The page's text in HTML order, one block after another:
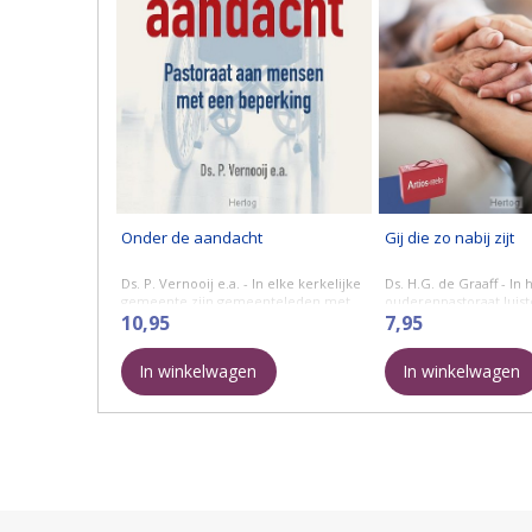
Onder de aandacht
Ds. P. Vernooij e.a. - In elke kerkelijke
gemeente zijn gemeenteleden met
een beperking. In de hectiek
van het gemeentewerk kunnen zij
over het hoofd worden ...
10,95
In winkelwagen
Gij die zo nabij zijt
Ds. H.G. de Graaff - In
ouderenpastoraat
levensverhalen en
ervaringen te
Evangelie. Dit boek
adviezen ...
7,95
In winkelwagen